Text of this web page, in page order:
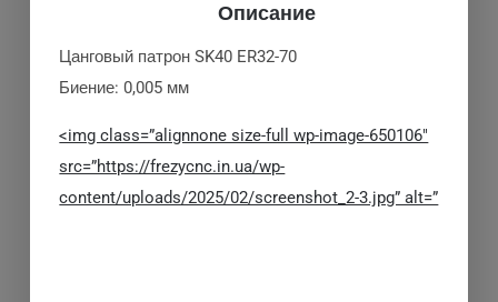
Описание
Цанговый патрон SK40 ER32-70
Биение: 0,005 мм
<img class=”alignnone size-full wp-image-650106″
src=”https://frezycnc.in.ua/wp-
content/uploads/2025/02/screenshot_2-3.jpg” alt=”